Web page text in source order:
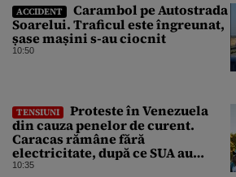
ACCIDENT
Carambol pe Autostrada
Soarelui. Traficul este îngreunat,
șase mașini s-au ciocnit
10:50
TENSIUNI
Proteste în Venezuela
din cauza penelor de curent.
Caracas rămâne fără
electricitate, după ce SUA au
promis modernizarea rețelei
10:35